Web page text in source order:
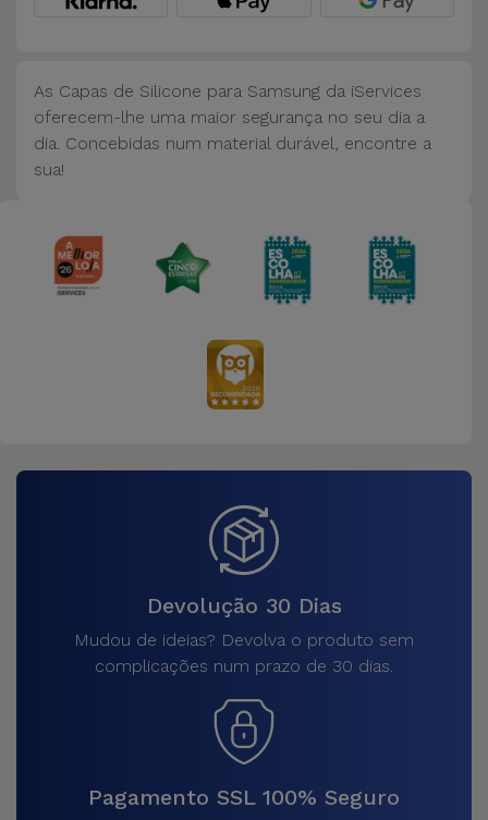
de
Computador
Acessórios
Kids
As Capas de Silicone para Samsung da iServices
oferecem-lhe uma maior segurança no seu dia a
dia. Concebidas num material durável, encontre a
sua!
Devolução 30 Dias
Mudou de ideias? Devolva o produto sem
complicações num prazo de 30 dias.
Pagamento SSL 100% Seguro